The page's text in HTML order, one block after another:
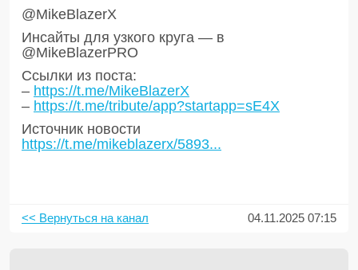
@MikeBlazerX
Инсайты для узкого круга — в
@MikeBlazerPRO
Ссылки из поста:
– https://t.me/MikeBlazerX
– https://t.me/tribute/app?startapp=sE4X
Источник новости
https://t.me/mikeblazerx/5893...
<< Вернуться на канал 04.11.2025 07:15